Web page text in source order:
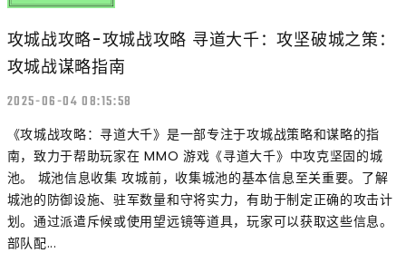
攻城战攻略-攻城战攻略 寻道大千：攻坚破城之策：
攻城战谋略指南
2025-06-04 08:15:58
《攻城战攻略：寻道大千》是一部专注于攻城战策略和谋略的指
南，致力于帮助玩家在 MMO 游戏《寻道大千》中攻克坚固的城
池。 城池信息收集 攻城前，收集城池的基本信息至关重要。了解
城池的防御设施、驻军数量和守将实力，有助于制定正确的攻击计
划。通过派遣斥候或使用望远镜等道具，玩家可以获取这些信息。
部队配...